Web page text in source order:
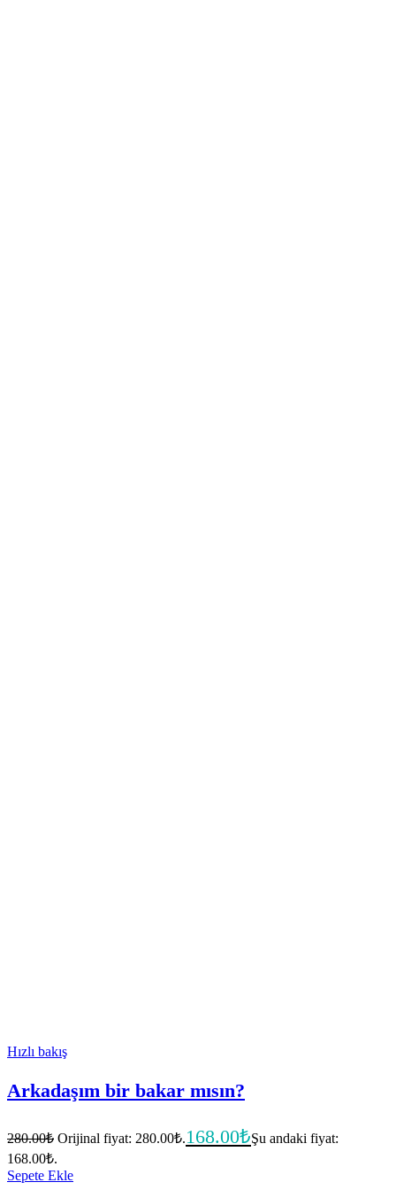
Hızlı bakış
Arkadaşım bir bakar mısın?
280.00₺ Orijinal fiyat: 280.00₺.168.00₺Şu andaki fiyat:
168.00₺.
Sepete Ekle